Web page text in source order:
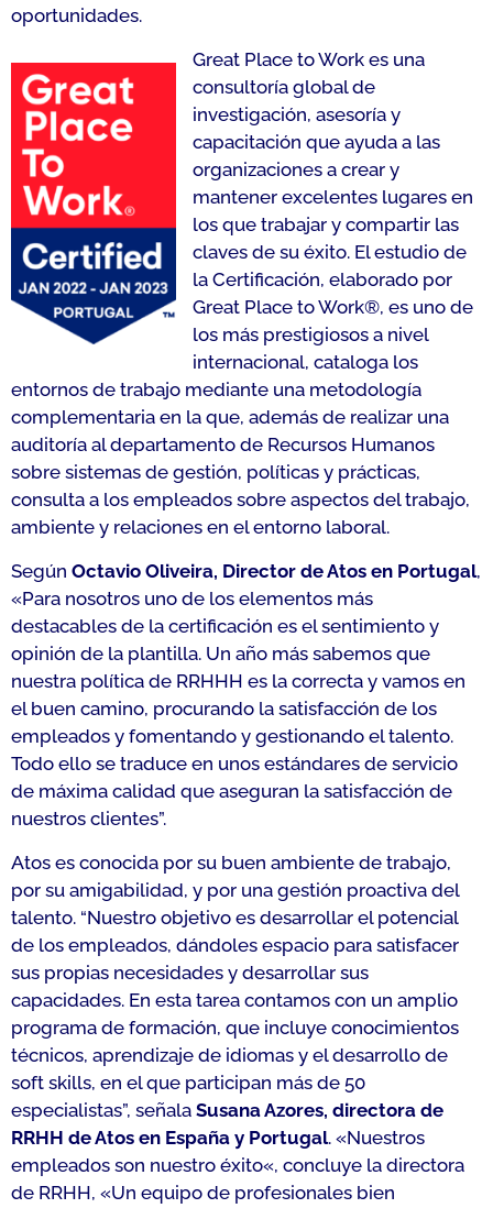
oportunidades.
Great Place to Work es una
consultoría global de
investigación, asesoría y
capacitación que ayuda a las
organizaciones a crear y
mantener excelentes lugares en
los que trabajar y compartir las
claves de su éxito. El estudio de
la Certificación, elaborado por
Great Place to Work®, es uno de
los más prestigiosos a nivel
internacional, cataloga los
entornos de trabajo mediante una metodología
complementaria en la que, además de realizar una
auditoría al departamento de Recursos Humanos
sobre sistemas de gestión, políticas y prácticas,
consulta a los empleados sobre aspectos del trabajo,
ambiente y relaciones en el entorno laboral.
Según Octavio Oliveira, Director de Atos en Portugal,
«Para nosotros uno de los elementos más
destacables de la certificación es el sentimiento y
opinión de la plantilla. Un año más sabemos que
nuestra política de RRHHH es la correcta y vamos en
el buen camino, procurando la satisfacción de los
empleados y fomentando y gestionando el talento.
Todo ello se traduce en unos estándares de servicio
de máxima calidad que aseguran la satisfacción de
nuestros clientes”.
Atos es conocida por su buen ambiente de trabajo,
por su amigabilidad, y por una gestión proactiva del
talento. “Nuestro objetivo es desarrollar el potencial
de los empleados, dándoles espacio para satisfacer
sus propias necesidades y desarrollar sus
capacidades. En esta tarea contamos con un amplio
programa de formación, que incluye conocimientos
técnicos, aprendizaje de idiomas y el desarrollo de
soft skills, en el que participan más de 50
especialistas”, señala Susana Azores, directora de
RRHH de Atos en España y Portugal. «Nuestros
empleados son nuestro éxito«, concluye la directora
de RRHH, «Un equipo de profesionales bien